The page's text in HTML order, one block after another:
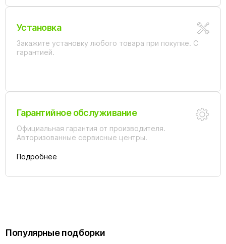
Установка
Закажите установку любого товара при покупке. С
гарантией.
Гарантийное обслуживание
Официальная гарантия от производителя.
Авторизованные сервисные центры.
Подробнее
Популярные подборки